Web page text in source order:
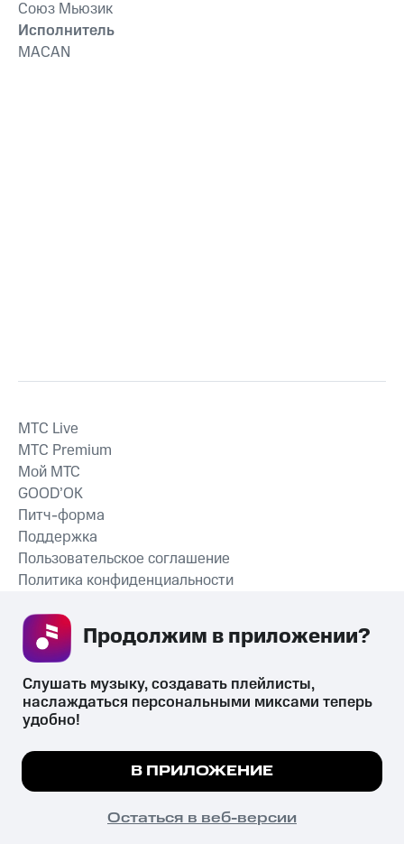
Союз Мьюзик
Исполнитель
MACAN
СКАЧАТЬ ПРИЛОЖЕНИЕ
MTС Live
MTС Premium
Мой МТС
GOOD’OK
Питч-форма
Поддержка
Пользовательское соглашение
Политика конфиденциальности
психотропных веществ, их аналогов причиняет вред здоровью,
их незаконный оборот запрещён и влечёт установленную
законодательством ответственность.
© 2026 ООО «КИОН».
Все права защищены
Мы используем куки, чтобы на сайте все
Подробнее
ПОНЯТНО
Слушать музыку, создавать плейлисты,
наслаждаться персональными миксами теперь
удобно!
В ПРИЛОЖЕНИЕ
Остаться в веб-версии